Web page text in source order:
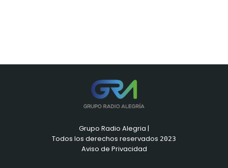
Grupo Radio Alegria |
Todos los derechos reservados 2023
Aviso de Privacidad